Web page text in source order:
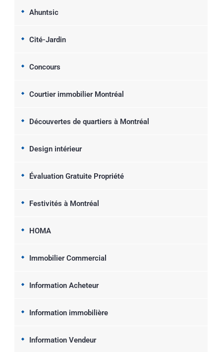
Ahuntsic
Cité-Jardin
Concours
Courtier immobilier Montréal
Découvertes de quartiers à Montréal
Design intérieur
Évaluation Gratuite Propriété
Festivités à Montréal
HOMA
Immobilier Commercial
Information Acheteur
Information immobilière
Information Vendeur